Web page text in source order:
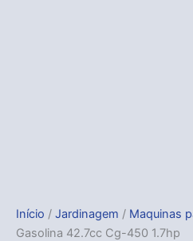
Início / Jardinagem / Maquinas
Gasolina 42.7cc Cg-450 1.7hp